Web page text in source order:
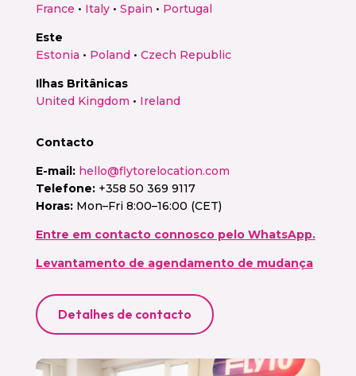
France • Italy• Spain • Portugal
Este
Estonia • Poland• Czech Republic
Ilhas Britânicas
United Kingdom • Ireland
Contacto
E-mail: hello@flytorelocation.com
Telefone: +358 50 369 9117
Horas:Mon–Fri 8:00–16:00 (CET)
Entre em contacto connosco pelo WhatsApp.
Levantamento de agendamento de mudança
Detalhes de contacto